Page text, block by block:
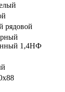
рядовой
1,4НФ